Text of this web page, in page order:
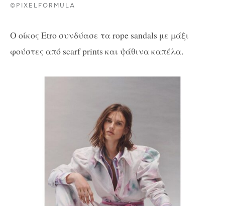
©PIXELFORMULA
Ο οίκος Etro συνδύασε τα rope sandals με μάξι
φούστες από scarf prints και ψάθινα καπέλα.